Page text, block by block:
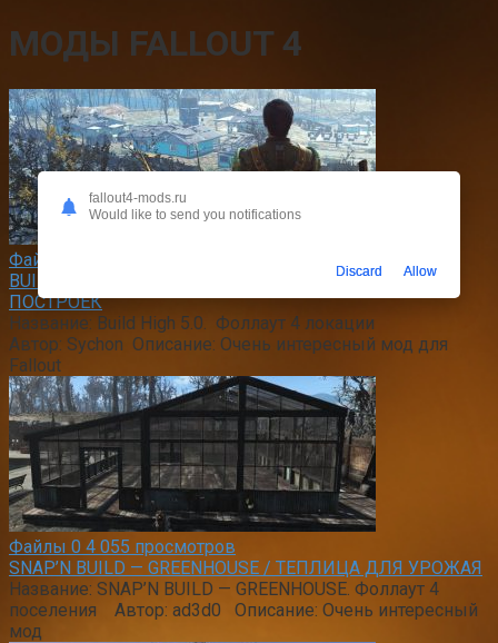
МОДЫ FALLOUT 4
Файлы
BUILD HIGH / УВЕЛИЧЕННЫЙ ЛИМИТ НА ВЫСОТУ
ПОСТРОЕК
Название: Build High 5.0. Фоллаут 4 локации
Автор: Sychon Описание: Очень интересный мод для
Fallout
Файлы 0 4 055 просмотров
SNAP’N BUILD — GREENHOUSE / ТЕПЛИЦА ДЛЯ УРОЖАЯ
Название: SNAP’N BUILD — GREENHOUSE. Фоллаут 4
поселения Автор: ad3d0 Описание: Очень интересный
мод
fallout4-mods.ru
Would like to send you notifications
Discard Allow